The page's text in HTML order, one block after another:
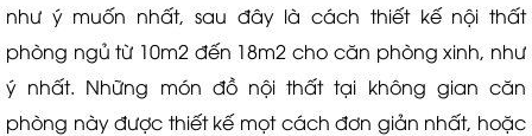
như ý muốn nhất, sau đây là cách thiết kế nội thất
phòng ngủ từ 10m2 đến 18m2 cho căn phòng xinh, như
ý nhất. Những món đồ nội thất tại không gian căn
phòng này được thiết kế mọt cách đơn giản nhất, hoặc